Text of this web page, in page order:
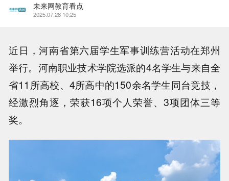
未来网教育看点
2025.07.28 10:25
近日，河南省第六届学生军事训练营活动在郑州
举行。河南职业技术学院选派的4名学生与来自全
省11所高校、4所高中的150余名学生同台竞技，
经激烈角逐，荣获16项个人荣誉、3项团体三等
奖。